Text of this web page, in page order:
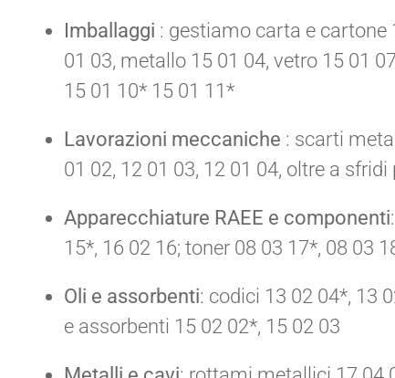
Imballaggi : gestiamo carta e cartone
01 03, metallo 15 01 04, vetro 15 01
15 01 10* 15 01 11*
Lavorazioni meccaniche : scarti
01 02, 12 01 03, 12 01 04, oltre a
Apparecchiature RAEE e componenti
15*, 16 02 16; toner 08 03 17*, 08 03
Oli e assorbenti: codici 13 02 04*, 13
e assorbenti 15 02 02*, 15 02 03